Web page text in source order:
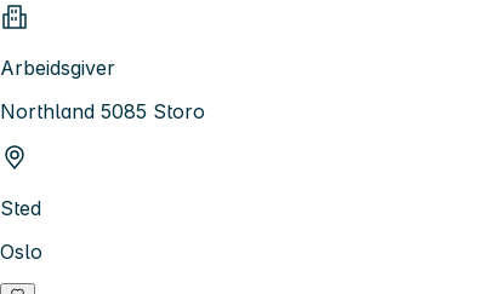
Arbeidsgiver
Northland 5085 Storo
Sted
Oslo